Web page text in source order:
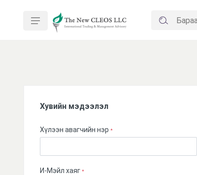
Хувийн мэдээлэл
Хүлээн авагчийн нэр *
И-Мэйл хаяг *